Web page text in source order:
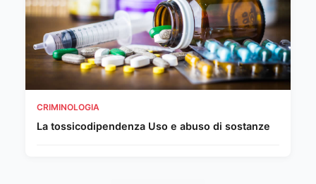
CRIMINOLOGIA
La tossicodipendenza Uso e abuso di sostanze